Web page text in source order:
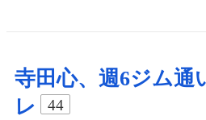
寺田心、週6ジム通
レ
44